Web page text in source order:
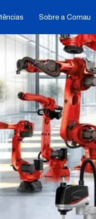
Sobre a Comau